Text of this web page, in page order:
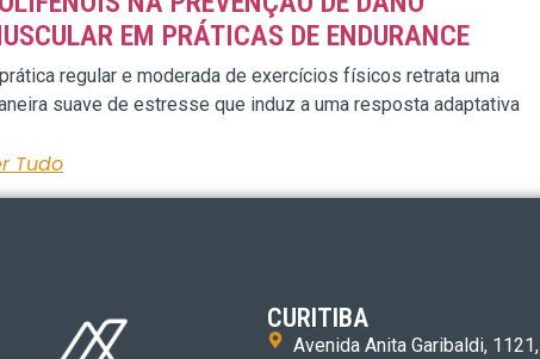
EM PRÁTICAS DE ENDURANCE
regular e moderada de exercícios físicos retrata uma
suave de estresse que induz a uma resposta adaptativa
Tudo
CURITIBA
Avenida Anita Garibaldi, 1121,